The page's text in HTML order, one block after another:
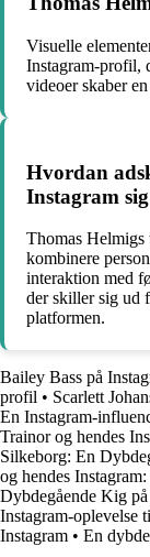
Visuelle
Instagram-profil,
videoer skaber
Hvordan
Instagram
Thomas Helmigs
kombinere
interaktion med
der skiller sig ud
platformen.
Bailey Bass på
profil • Scarlett
En Instagram-
Trainor og hendes
Silkeborg: En
og hendes
Dybdegående Kig
Instagram-oplevelse
Instagram • En